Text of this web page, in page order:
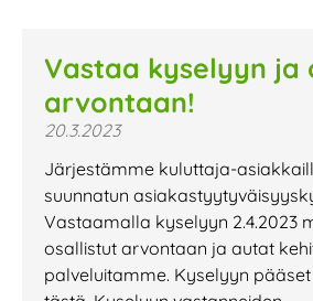
Vastaa kyselyyn ja
arvontaan!
20.3.2023
Järjestämme kuluttaja-
suunnatun
Vastaamalla kyselyyn 2.4.2023
osallistut arvontaan ja autat
palveluitamme. Kyselyyn